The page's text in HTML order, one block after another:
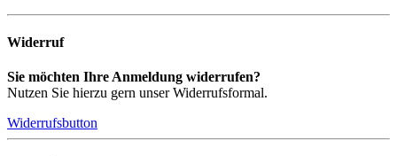
Widerruf
Sie möchten Ihre Anmeldung widerrufen?
Nutzen Sie hierzu gern unser Widerrufsformal.
Widerrufsbutton